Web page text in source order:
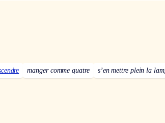
manger comme quatre s’en mettre plein la